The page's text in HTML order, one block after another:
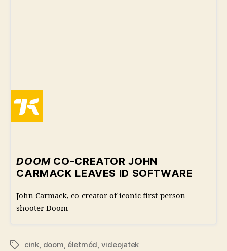
DOOMCO-CREATOR JOHN
CARMACK LEAVES ID SOFTWARE
John Carmack, co-creator of iconic first-person-
shooter Doom
Címkék
cink, doom, életmód, videojatek